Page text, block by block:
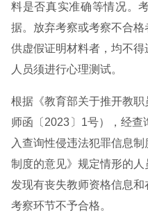
料是否真实准确等情况。
据。放弃考察或考察不合
供虚假证明材料者，均不
人员须进行心理测试。
根据《教育部关于推开教
师函〔2023〕1号），经
入查询性侵违法犯罪信息
制度的意见》规定情形的
发现有丧失教师资格信息和
考察环节不予合格。